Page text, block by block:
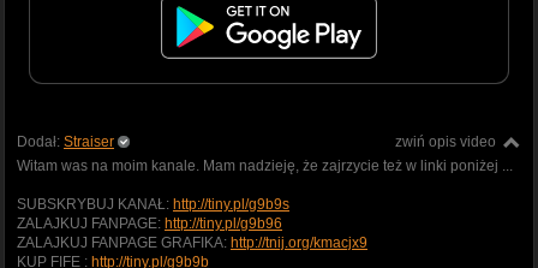
zwiń opis video
Dodał: Straiser
Witam was na moim kanale. Mam nadzieję, że zajrzycie też w linki poniżej ...
SUBSKRYBUJ KANAŁ: http://tiny.pl/g9b9s
ZALAJKUJ FANPAGE: http://tiny.pl/g9b96
ZALAJKUJ FANPAGE GRAFIKA: http://tnij.org/kmacjx9
KUP FIFE : http://tiny.pl/g9b9b